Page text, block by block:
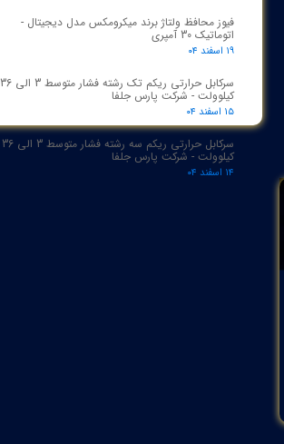
فیوز محافظ ولتاژ برند میکرومکس مدل دیجیتال -
اتوماتیک 30 آمپری
۱۹ اسفند ۰۴
سرکابل حرارتی ریکم تک رشته فشار متوسط 3 الی 36
کیلوولت - شرکت پارس جلفا
۱۵ اسفند ۰۴
سرکابل حرارتی ریکم سه رشته فشار متوسط 3 الی 36
کیلوولت - شرکت پارس جلفا
۱۴ اسفند ۰۴